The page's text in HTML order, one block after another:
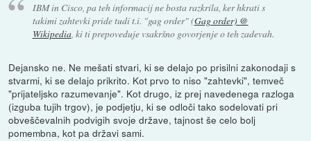
IBM in Cisco, pa teh informacij ne bosta razkrila, ker hkrati s
takimi zahtevki pride tudi t.i. "gag order" (Gag order) @
Wikipedia, ki ti prepoveduje vsakršno govorjenje o teh zadevah.
Dejansko ne. Ne mešati stvari, ki se delajo po prisilni zakonodaji s
stvarmi, ki se delajo prikrito. Kot prvo to niso "zahtevki", temveč
"prijateljsko razumevanje". Kot drugo, iz prej navedenega razloga
(izguba tujih trgov), je podjetju, ki se odloči tako sodelovati pri
obveščevalnih podvigih svoje države, tajnost še celo bolj
pomembna, kot pa državi sami.